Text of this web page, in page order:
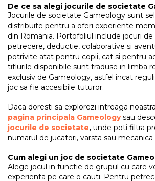
De ce sa alegi jocurile de societate
Jocurile de societate Gameology sunt
distribuite pentru a oferi experiente
din Romania. Portofoliul include jocuri
petrecere, deductie, colaborative si
potrivite atat pentru copii, cat si pentru
titlurile disponibile sunt traduse in limba
exclusiv de Gameology, astfel incat
joc sa fie accesibile tuturor.
Daca doresti sa explorezi intreaga
pagina principala Gameologysau
jocurile de societate, unde poti filtra
numarul de jucatori, varsta sau mecanica
Cum alegi un joc de societate
Alege jocul in functie de grupul cu care
experienta pe care o cauti. Pentru